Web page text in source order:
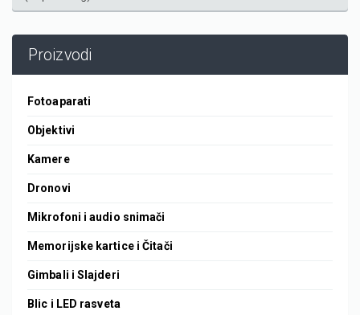
Proizvodi
Fotoaparati
Objektivi
Kamere
Dronovi
Mikrofoni i audio snimači
Memorijske kartice i Čitači
Gimbali i Slajderi
Blic i LED rasveta